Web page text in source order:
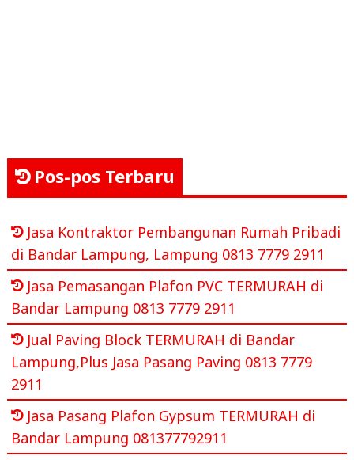
Pos-pos Terbaru
Jasa Kontraktor Pembangunan Rumah Pribadi
di Bandar Lampung, Lampung 0813 7779 2911
Jasa Pemasangan Plafon PVC TERMURAH di
Bandar Lampung 0813 7779 2911
Jual Paving Block TERMURAH di Bandar
Lampung,Plus Jasa Pasang Paving 0813 7779
2911
Jasa Pasang Plafon Gypsum TERMURAH di
Bandar Lampung 081377792911